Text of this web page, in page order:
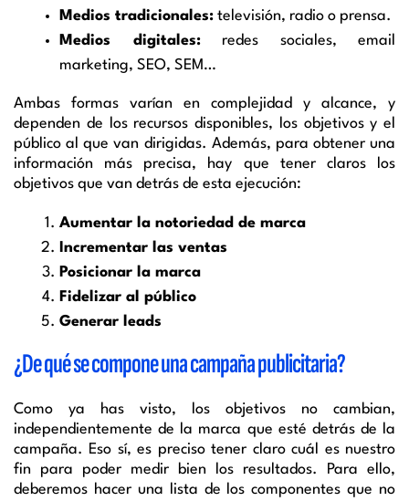
Medios tradicionales: televisión, radio o prensa.
Medios digitales:redes sociales, email
marketing, SEO, SEM…
Ambas formas varían en complejidad y alcance, y
dependen de los recursos disponibles, los objetivos y el
público al que van dirigidas. Además, para obtener una
información más precisa, hay que tener claros los
objetivos que van detrás de esta ejecución:
Aumentar la notoriedad de marca
Incrementar las ventas
Posicionar la marca
Fidelizar al público
Generar leads
¿De qué se compone una campaña publicitaria?
Como ya has visto, los objetivos no cambian,
independientemente de la marca que esté detrás de la
campaña. Eso sí, es preciso tener claro cuál es nuestro
fin para poder medir bien los resultados. Para ello,
deberemos hacer una lista de los componentes que no